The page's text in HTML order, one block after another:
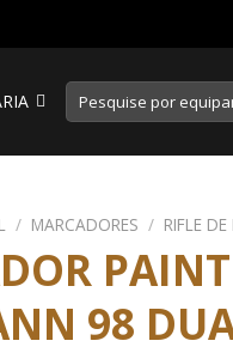
Pesquisar
por:
/ MARCADORES / RIFLE
98